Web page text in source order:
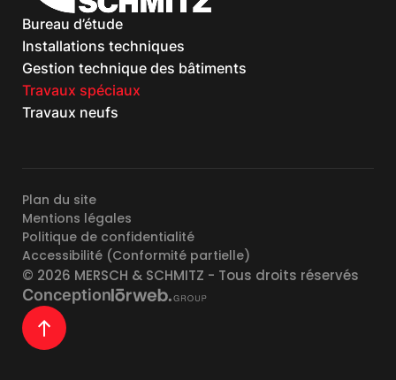
Bureau d’étude
Installations techniques
Gestion technique des bâtiments
Travaux spéciaux
Travaux neufs
Plan du site
Mentions légales
Politique de confidentialité
Accessibilité (Conformité partielle)
© 2026 MERSCH & SCHMITZ - Tous droits réservés
Conception